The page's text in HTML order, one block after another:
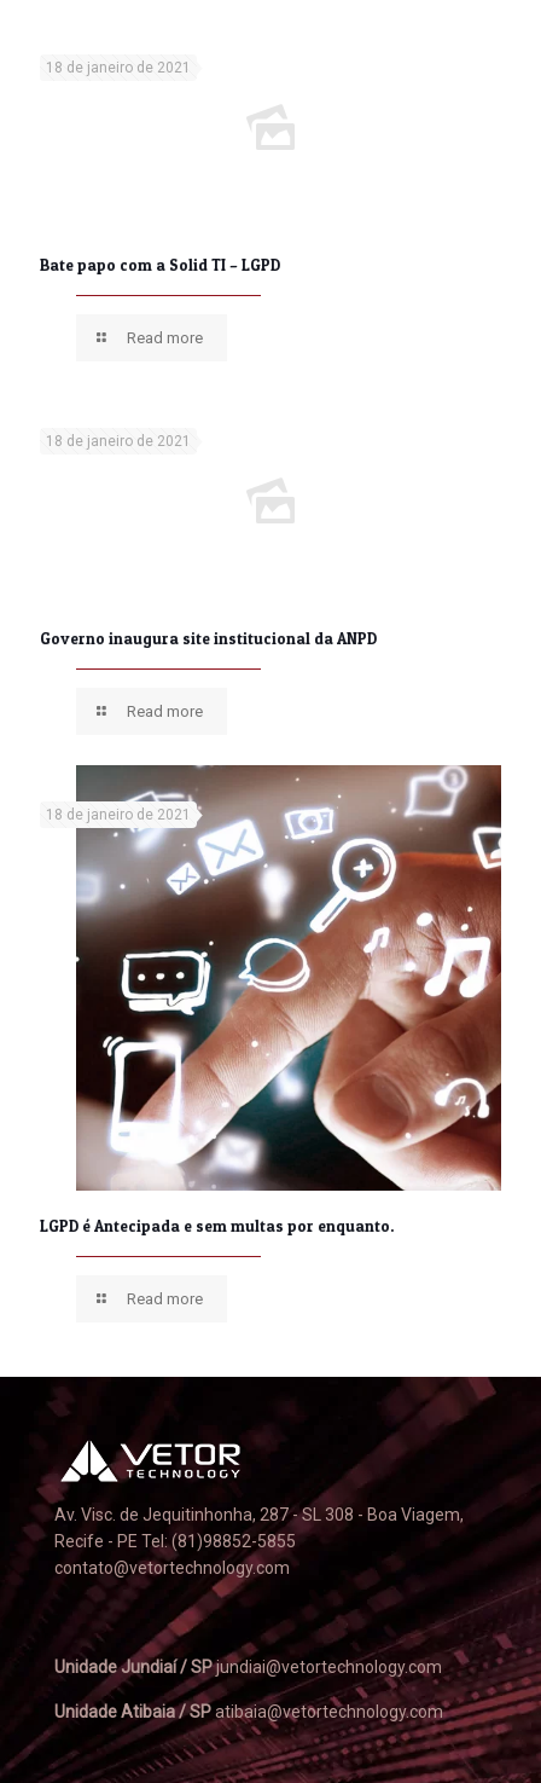
18 de janeiro de 2021
Bate papo com a Solid TI – LGPD
Read more
18 de janeiro de 2021
Governo inaugura site institucional da ANPD
Read more
18 de janeiro de 2021
LGPD é Antecipada e sem multas por enquanto.
Read more
Av. Visc. de Jequitinhonha, 287 - SL 308 - Boa Viagem,
Recife - PE Tel: (81)98852-5855
contato@vetortechnology.com
Unidade Jundiaí / SPjundiai@vetortechnology.com
Unidade Atibaia / SPatibaia@vetortechnology.com